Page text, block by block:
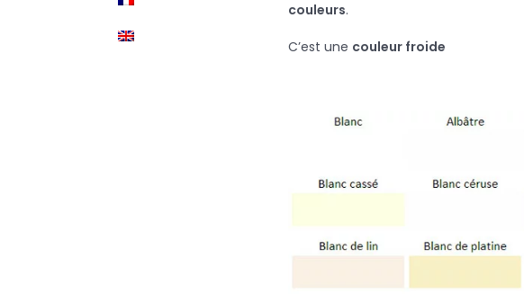
couleurs.
C’est une couleur froide